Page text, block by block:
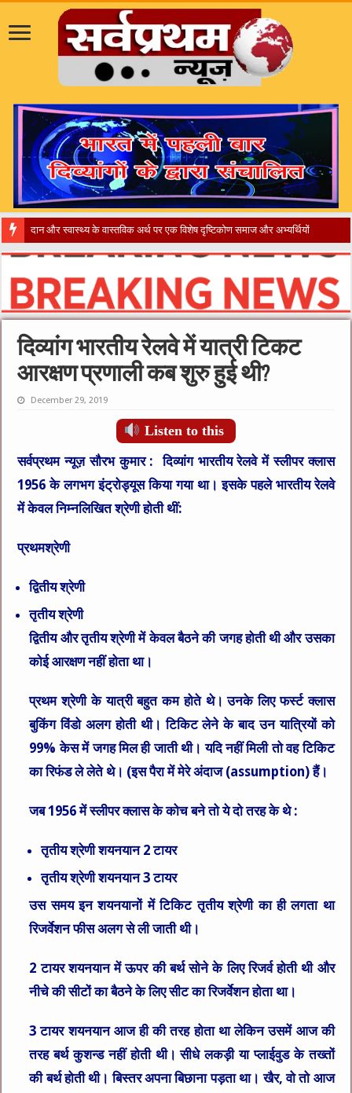
​”कानून तो बदल गया 2016 में, दिव्या
दिव्यांग भारतीय रेलवे में यात्री टिकट
आरक्षण प्रणाली कब शुरु हुई थी?
December 29, 2019
Listen to this
सर्वप्रथम न्यूज़ सौरभ कुमार : दिव्यांग भारतीय रेलवे में स्लीपर क्लास
1956 के लगभग इंट्रोड्यूस किया गया था। इसके पहले भारतीय रेलवे
में केवल निम्नलिखित श्रेणी होती थीं:
प्रथमश्रेणी
द्वितीय श्रेणी
तृतीय श्रेणी
द्वितीय और तृतीय श्रेणी में केवल बैठने की जगह होती थी और उसका
कोई आरक्षण नहीं होता था।
प्रथम श्रेणी के यात्री बहुत कम होते थे। उनके लिए फर्स्ट क्लास
बुकिंग विंडो अलग होती थी। टिकिट लेने के बाद उन यात्रियों को
99% केस में जगह मिल ही जाती थी। यदि नहीं मिली तो वह टिकिट
का रिफंड ले लेते थे। (इस पैरा में मेरे अंदाज (assumption) हैं।
जब 1956 में स्लीपर क्लास के कोच बने तो ये दो तरह के थे :
तृतीय श्रेणी शयनयान 2 टायर
तृतीय श्रेणी शयनयान 3 टायर
उस समय इन शयनयानों में टिकिट तृतीय श्रेणी का ही लगता था
रिजर्वेशन फीस अलग से ली जाती थी।
2 टायर शयनयान में ऊपर की बर्थ सोने के लिए रिजर्व होती थी और
नीचे की सीटों का बैठने के लिए सीट का रिजर्वेशन होता था।
3 टायर शयनयान आज ही की तरह होता था लेकिन उसमें आज की
तरह बर्थ कुशन्ड नहीं होती थी। सीधे लकड़ी या प्लाईवुड के तख्तों
की बर्थ होती थी। बिस्तर अपना बिछाना पड़ता था। खैर, वो तो आज